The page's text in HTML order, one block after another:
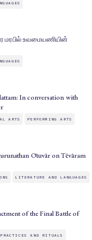
மரபில் உவமையணியின்
In conversation with
ARTS PERFORMING ARTS
Ōtuvār on Tēvāram
LITERATURE AND LANGUAGES
of the Final Battle of
PRACTICES AND RITUALS